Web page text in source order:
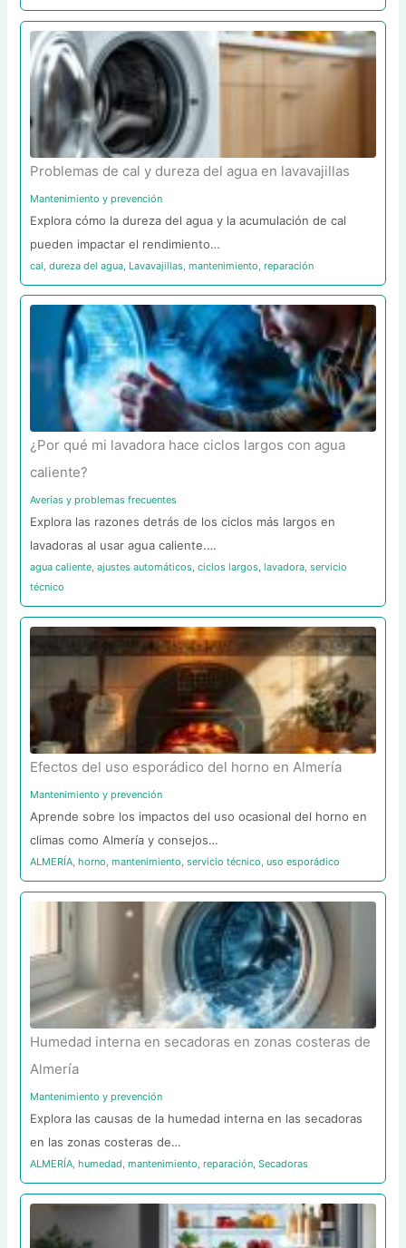
Problemas de cal y dureza del agua en lavavajillas
Mantenimiento y prevención
Explora cómo la dureza del agua y la acumulación de cal
pueden impactar el rendimiento…
cal ,dureza del agua Lavavajillas ,mantenimiento ,reparación
¿Por qué mi lavadora hace ciclos largos con agua
caliente?
Averías y problemas frecuentes
Explora las razones detrás de los ciclos más largos en
lavadoras al usar agua caliente.…
agua caliente,ajustes automáticos,ciclos largos,lavadora,servicio
técnico
Efectos del uso esporádico del horno en Almería
Mantenimiento y prevención
Aprende sobre los impactos del uso ocasional del horno en
climas como Almería y consejos…
ALMERÍA,horno,mantenimiento,servicio técnico,uso esporádico
Humedad interna en secadoras en zonas costeras de
Almería
Mantenimiento y prevención
Explora las causas de la humedad interna en las secadoras
en las zonas costeras de…
ALMERÍA,humedad,mantenimiento,reparación,Secadoras